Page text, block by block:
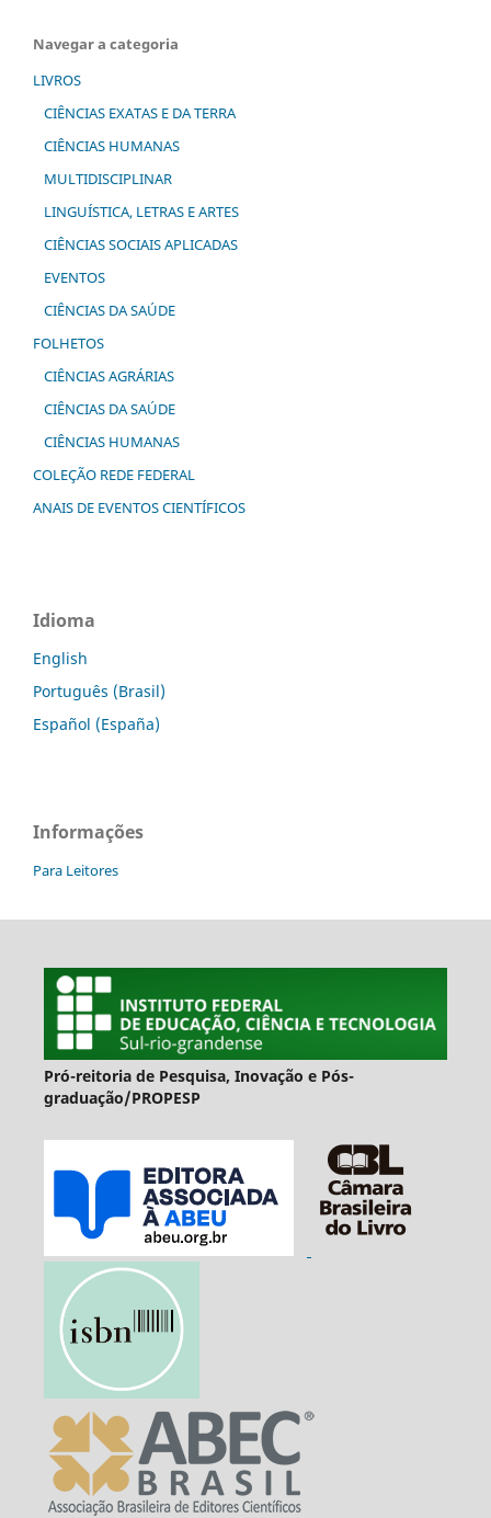
Navegar a categoria
LIVROS
CIÊNCIAS EXATAS E DA TERRA
CIÊNCIAS HUMANAS
MULTIDISCIPLINAR
LINGUÍSTICA, LETRAS E ARTES
CIÊNCIAS SOCIAIS APLICADAS
EVENTOS
CIÊNCIAS DA SAÚDE
FOLHETOS
CIÊNCIAS AGRÁRIAS
CIÊNCIAS DA SAÚDE
CIÊNCIAS HUMANAS
COLEÇÃO REDE FEDERAL
ANAIS DE EVENTOS CIENTÍFICOS
Idioma
English
Português (Brasil)
Español (España)
Informações
Para Leitores
Pró-reitoria de Pesquisa, Inovação e Pós-
graduação/PROPESP